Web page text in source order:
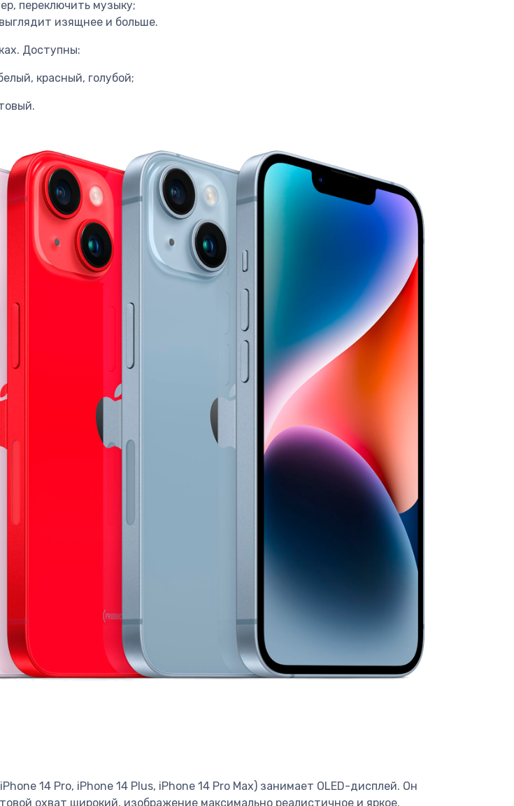
переключить музыку;
изящнее и больше.
Доступны:
красный, голубой;
14 Pro, iPhone 14 Plus, iPhone 14 Pro Max) занимает OLED-дисплей. Он
охват широкий, изображение максимально реалистичное и яркое.